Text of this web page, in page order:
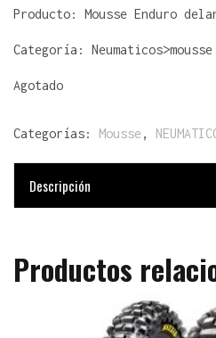
Producto: Mousse Enduro
Categoría: Neumaticos>mousse
Agotado
Categorías: Mousse ,
Descripción
Productos